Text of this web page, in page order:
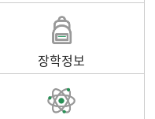
장학정보